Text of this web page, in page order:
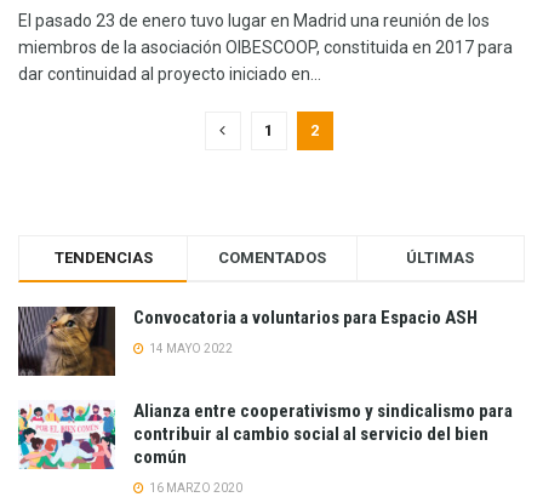
El pasado 23 de enero tuvo lugar en Madrid una reunión de los
miembros de la asociación OIBESCOOP, constituida en 2017 para
dar continuidad al proyecto iniciado en...
1 2
TENDENCIAS COMENTADOS ÚLTIMAS
Convocatoria a voluntarios para Espacio ASH
14 MAYO 2022
Alianza entre cooperativismo y sindicalismo para
contribuir al cambio social al servicio del bien
común
16 MARZO 2020